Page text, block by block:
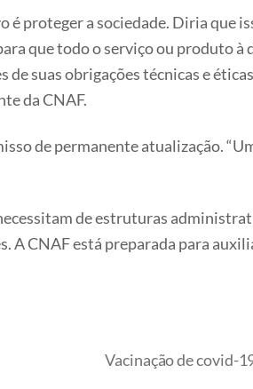
proteger a sociedade. Diria que
que todo o serviço ou produto à
suas obrigações técnicas e
da CNAF.
de permanente atualização.
de estruturas
CNAF está preparada para
Vacinação de covid-